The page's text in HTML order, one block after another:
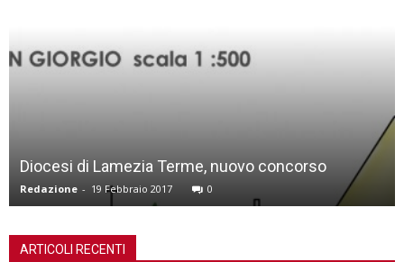
Diocesi di Lamezia Terme, nuovo concorso
Redazione - 19 Febbraio 2017 0
ARTICOLI RECENTI